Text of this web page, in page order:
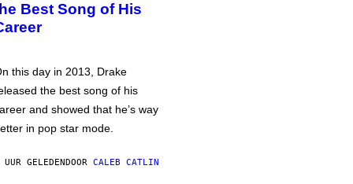
Best Song of His
this day in 2013, Drake
the best song of his
and showed that he’s way
in pop star mode.
GELEDENDOOR CALEB CATLIN